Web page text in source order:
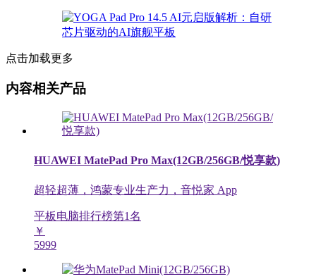
点击加载更多
内容相关产品
HUAWEI MatePad Pro Max(12GB/256GB/悦享款)
超轻超薄，鸿蒙专业生产力，音悦家 App
平板电脑排行榜第1名
￥
5999